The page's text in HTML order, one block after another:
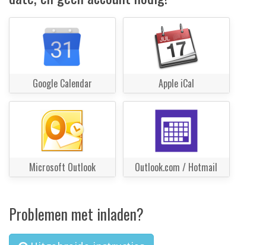
Google Calendar Apple iCal
Microsoft Outlook Outlook.com / Hotmail
Problemen met inladen?